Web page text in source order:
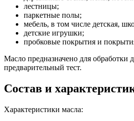
лестницы;
паркетные полы;
мебель, в том числе детская,
детские игрушки;
пробковые покрытия и
Масло предназначено для
предварительный тест.
Состав и
Характеристики масла: